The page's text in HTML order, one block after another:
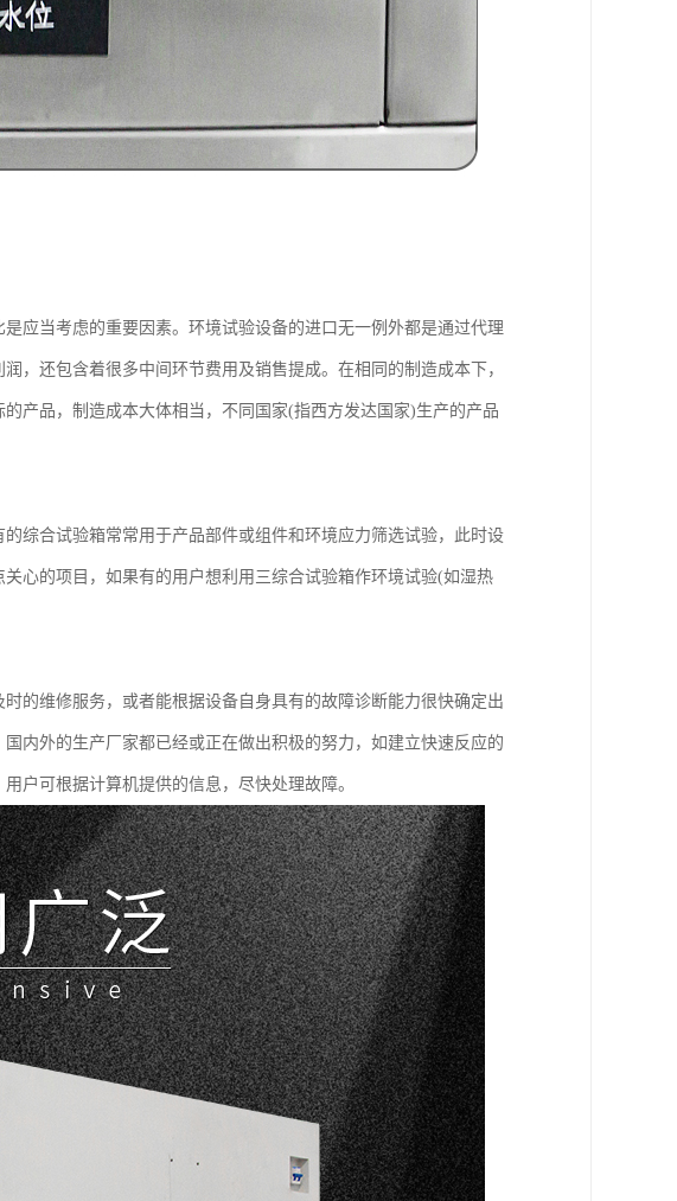
应当考虑的重要因素。环境试验设备的进口无一例外都是通过代理
，还包含着很多中间环节费用及销售提成。在相同的制造成本下，
产品，制造成本大体相当，不同国家(指西方发达国家)生产的产品
综合试验箱常常用于产品部件或组件和环境应力筛选试验，此时设
心的项目，如果有的用户想利用三综合试验箱作环境试验(如湿热
的维修服务，或者能根据设备自身具有的故障诊断能力很快确定出
内外的生产厂家都已经或正在做出积极的努力，如建立快速反应的
户可根据计算机提供的信息，尽快处理故障。